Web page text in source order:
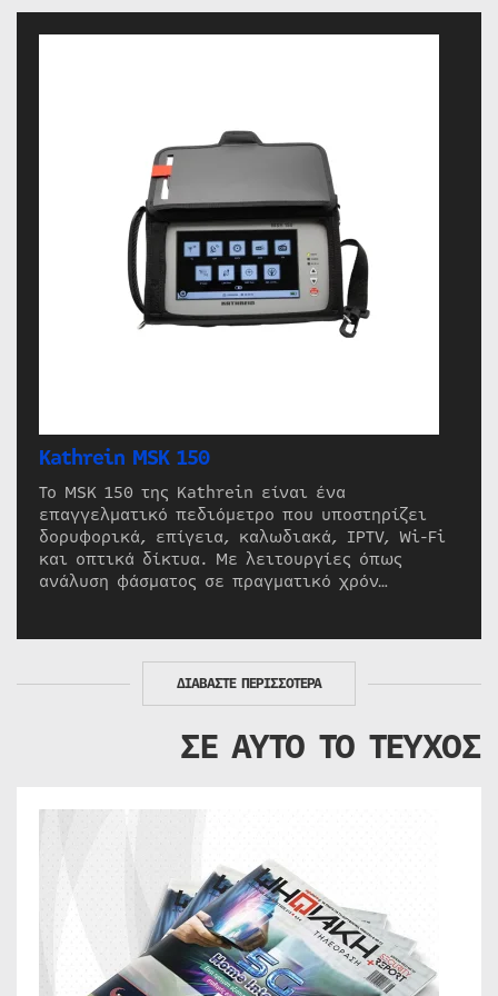
Kathrein MSK 150
Το MSK 150 της Kathrein είναι ένα
επαγγελματικό πεδιόμετρο που υποστηρίζει
δορυφορικά, επίγεια, καλωδιακά, IPTV, Wi-Fi
και οπτικά δίκτυα. Με λειτουργίες όπως
ανάλυση φάσματος σε πραγματικό χρόν…
ΔΙΑΒΑΣΤΕ ΠΕΡΙΣΣΟΤΕΡΑ
ΣΕ ΑΥΤΟ ΤΟ ΤΕΥΧΟΣ